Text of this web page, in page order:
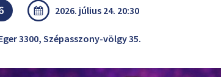
2026. július 24. 20:30
3300, Szépasszony-völgy 35.